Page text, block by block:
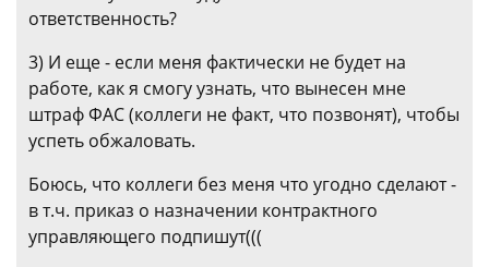
ответственность?
3) И еще - если меня фактически не будет на
работе, как я смогу узнать, что вынесен мне
штраф ФАС (коллеги не факт, что позвонят), чтобы
успеть обжаловать.
Боюсь, что коллеги без меня что угодно сделают -
в т.ч. приказ о назначении контрактного
управляющего подпишут(((